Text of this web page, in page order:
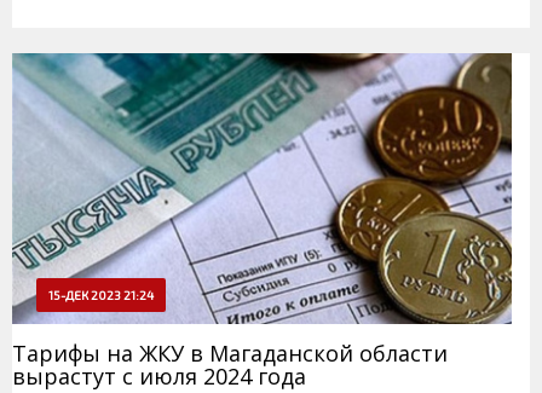
15-ДЕК 2023 21:24
Тарифы на ЖКУ в Магаданской области
вырастут с июля 2024 года